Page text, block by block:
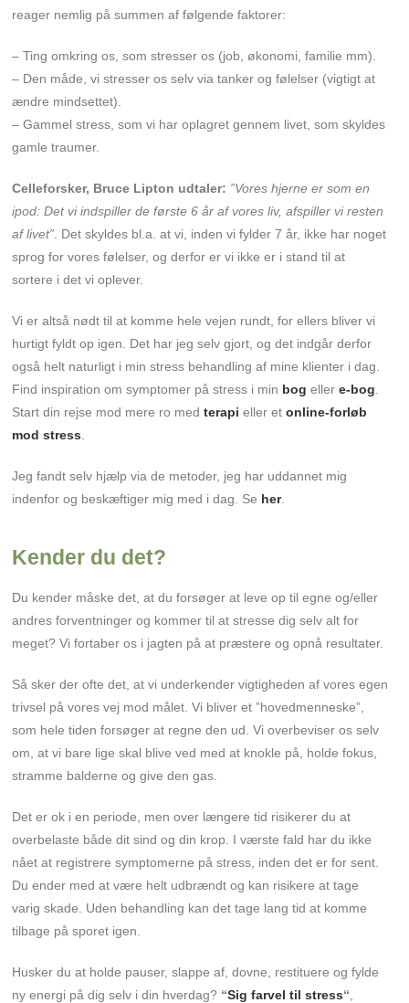
reager nemlig på summen af følgende faktorer:
– Ting omkring os, som stresser os (job, økonomi, familie mm).
– Den måde, vi stresser os selv via tanker og følelser (vigtigt at
ændre mindsettet).
– Gammel stress, som vi har oplagret gennem livet, som skyldes
gamle traumer.
Celleforsker, Bruce Lipton udtaler: ”Vores hjerne er som en
ipod: Det vi indspiller de første 6 år af vores liv, afspiller vi resten
af livet” . Det skyldes bl.a. at vi, inden vi fylder 7 år, ikke har noget
sprog for vores følelser, og derfor er vi ikke er i stand til at
sortere i det vi oplever.
Vi er altså nødt til at komme hele vejen rundt, for ellers bliver vi
hurtigt fyldt op igen. Det har jeg selv gjort, og det indgår derfor
også helt naturligt i min stress behandling af mine klienter i dag.
Find inspiration om symptomer på stress i min bog ellere-bog
Start din rejse mod mere ro medterapi eller et online-forløb
mod stress
Jeg fandt selv hjælp via de metoder, jeg har uddannet mig
indenfor og beskæftiger mig med i dag. Se her.
Kender du det?
Du kender måske det, at du forsøger at leve op til egne og/eller
andres forventninger og kommer til at stresse dig selv alt for
meget? Vi fortaber os i jagten på at præstere og opnå resultater.
Så sker der ofte det, at vi underkender vigtigheden af vores egen
trivsel på vores vej mod målet. Vi bliver et ”hovedmenneske”,
som hele tiden forsøger at regne den ud. Vi overbeviser os selv
om, at vi bare lige skal blive ved med at knokle på, holde fokus,
stramme balderne og give den gas.
Det er ok i en periode, men over længere tid risikerer du at
overbelaste både dit sind og din krop. I værste fald har du ikke
nået at registrere symptomerne på stress, inden det er for sent.
Du ender med at være helt udbrændt og kan risikere at tage
varig skade. Uden behandling kan det tage lang tid at komme
tilbage på sporet igen.
Husker du at holde pauser, slappe af, dovne, restituere og fylde
ny energi på dig selv i din hverdag? “Sig farvel til stress“